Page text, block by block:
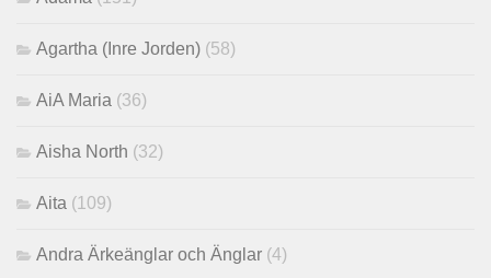
Agartha (Inre Jorden) (58)
AiA Maria (36)
Aisha North (32)
Aita (109)
Andra Ärkeänglar och Änglar (4)